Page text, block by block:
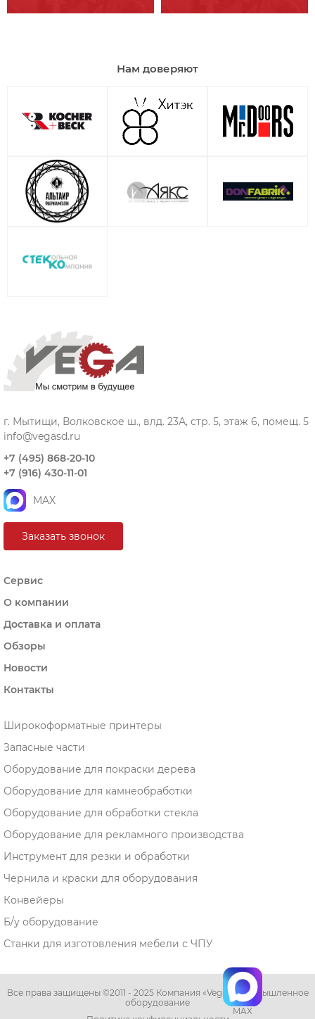
Нам доверяют
г. Мытищи, Волковское ш., влд. 23А, стр. 5, этаж 6, помещ. 5
info@vegasd.ru
+7 (495) 868-20-10
+7 (916) 430-11-01
MAX
Заказать звонок
Сервис
О компании
Доставка и оплата
Обзоры
Новости
Контакты
Широкоформатные принтеры
Запасные части
Оборудование для покраски дерева
Оборудование для камнеобработки
Оборудование для обработки стекла
Оборудование для рекламного производства
Инструмент для резки и обработки
Чернила и краски для оборудования
Конвейеры
Б/у оборудование
Станки для изготовления мебели с ЧПУ
Все права защищены ©2011 - 2025 Компания «Vega» - промышленное
оборудование
MAX